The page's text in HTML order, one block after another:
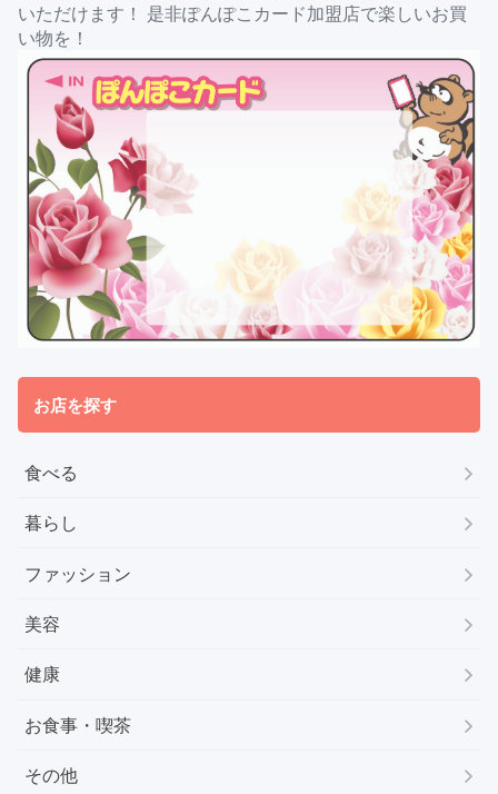
いただけます！ 是非ぽんぽこカード加盟店で楽しいお買
い物を！
お店を探す
食べる
暮らし
ファッション
美容
健康
お食事・喫茶
その他